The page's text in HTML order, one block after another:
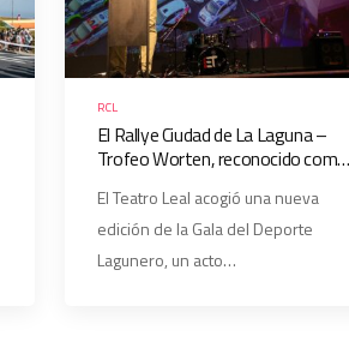
RCL
El Rallye Ciudad de La Laguna –
Trofeo Worten, reconocido como
Deporte Lagunero 2026
El Teatro Leal acogió una nueva
edición de la Gala del Deporte
Lagunero, un acto…